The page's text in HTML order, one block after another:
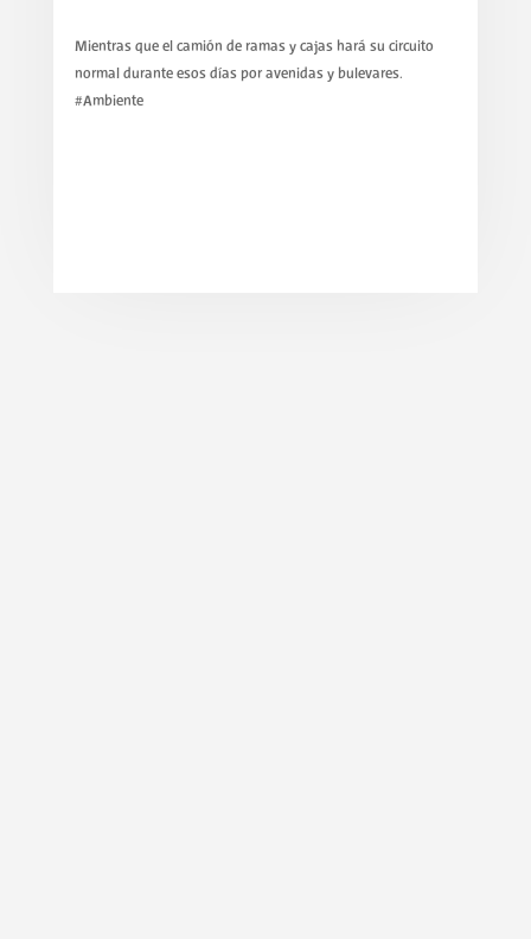
Mientras que el camión de ramas y cajas hará su circuito
normal durante esos días por avenidas y bulevares.
#Ambiente